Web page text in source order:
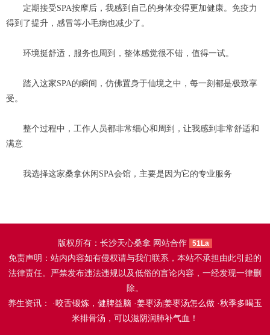
定期接受SPA按摩后，我感到自己的身体变得更加健康。免疫力
得到了提升，感冒等小毛病也减少了。
环境挺舒适，服务也周到，整体感觉很不错，值得一试。
踏入这家SPA的瞬间，仿佛置身于仙境之中，每一刻都是极致享
受。
整个过程中，工作人员都非常细心和周到，让我感到非常舒适和
满意
我选择这家桑拿休闲SPA会馆，主要是因为它的专业服务
版权所有：长沙天心桑拿 网站合作 51La
免责声明：站内内容如有侵权请与我们联系，本站不承担由此引起的
法律责任。严禁发布违法违规以及低俗的言论内容，一经发现一律删
除。
养生资讯： · 咬舌锻炼，健脾益脑 ·姜枣汤|姜枣汤怎么做 ·秋季多喝玉
米排骨汤，可以滋阴润肺补气血！